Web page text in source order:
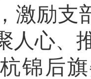
激励支
人心、
锦后